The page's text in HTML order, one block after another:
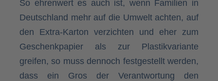
So ehrenwert es auch ist, wenn Familien in
Deutschland mehr auf die Umwelt achten, auf
den Extra-Karton verzichten und eher zum
Geschenkpapier als zur Plastikvariante
greifen, so muss dennoch festgestellt werden,
dass ein Gros der Verantwortung den